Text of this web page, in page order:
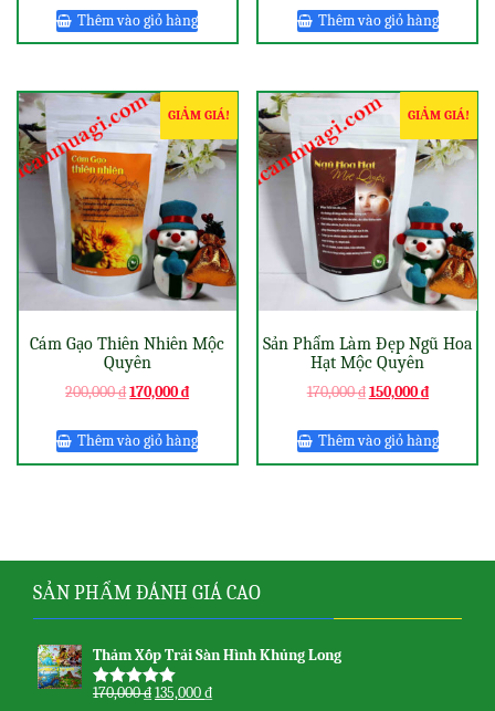
Thêm vào giỏ hàng Thêm vào giỏ hàng
GIẢM GIÁ!
Cám Gạo Thiên Nhiên Mộc
Quyên
200,000₫170,000₫
Thêm vào giỏ hàng
GIẢM GIÁ!
Sản Phẩm Làm Đẹp Ngũ Hoa
Hạt Mộc Quyên
170,000₫150,000₫
Thêm vào giỏ hàng
SẢN PHẨM ĐÁNH GIÁ CAO
Thảm Xốp Trải Sàn Hình Khủng Long
Được xếp
170,000₫135,000₫